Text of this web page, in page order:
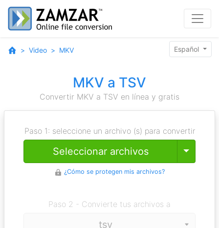
Video MKV Español
MKV a TSV
Convertir MKV a TSV en línea y gratis
Paso 1: seleccione un archivo (s) para convertir
Seleccionar archivos Toggle
¿Cómo se protegen mis archivos?
Paso 2 - Convierte tus archivos a